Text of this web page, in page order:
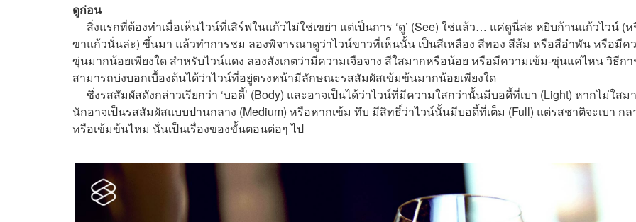
ดูก่อน
สิ่งแรกที่ต้องทำเมื่อเห็นไวน์ที่เสิร์ฟในแก้วไม่ใช่เขย่า แต่เป็นการ ‘ดู’ (See) ใช่แล้ว… แค่ดูนี่ล่ะ หยิบก้านแก้วไวน์ (
ขาแก้วนั่นล่ะ) ขึ้นมา แล้วทำการชม ลองพิจารณาดูว่าไวน์ขาวที่เห็นนั้น เป็นสีเหลือง สีทอง สีส้ม หรือสีอำพัน หรือมีค
ขุ่นมากน้อยเพียงใด สำหรับไวน์แดง ลองสังเกตว่ามีความเจือจาง สีใสมากหรือน้อย หรือมีความเข้ม-ขุ่นแค่ไหน วิธีก
สามารถบ่งบอกเบื้องต้นได้ว่าไวน์ที่อยู่ตรงหน้ามีลักษณะรสสัมผัสเข้มข้นมากน้อยเพียงใด
ซึ่งรสสัมผัสดังกล่าวเรียกว่า ‘บอดี้’ (Body) และอาจเป็นได้ว่าไวน์ที่มีความใสกว่านั้นมีบอดี้ที่เบา (Light) หากไม่ใสม
นักอาจเป็นรสสัมผัสแบบปานกลาง (Medium) หรือหากเข้ม ทึบ มีสิทธิ์ว่าไวน์นั้นมีบอดี้ที่เต็ม (Full) แต่รสชาติจะเบา กล
หรือเข้มข้นไหม นั่นเป็นเรื่องของขั้นตอนต่อๆ ไป